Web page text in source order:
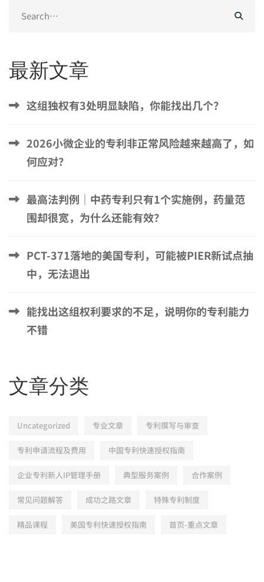
for:
最新文章
这组独权有3处明显缺陷，你能找出几个？
2026小微企业的专利非正常风险越来越高了，如
何应对？
最高法判例｜中药专利只有1个实施例，药量范
围却很宽，为什么还能有效？
PCT-371落地的美国专利，可能被PIER新试点抽
中，无法退出
能找出这组权利要求的不足，说明你的专利能力
不错
文章分类
Uncategorized 专业文章 专利撰写与审查
专利申请流程及费用 中国专利快速授权指南
企业专利新人IP管理手册 典型服务案例 合作案例
常见问题解答 成功之路文章 特殊专利制度
精品课程 美国专利快速授权指南 首页-重点文章